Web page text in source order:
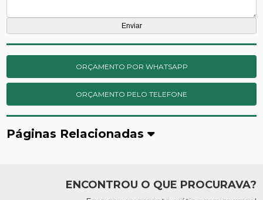
ORÇAMENTO POR WHATSAPP
ORÇAMENTO PELO TELEFONE
Páginas Relacionadas
ENCONTROU O QUE PROCURAVA?